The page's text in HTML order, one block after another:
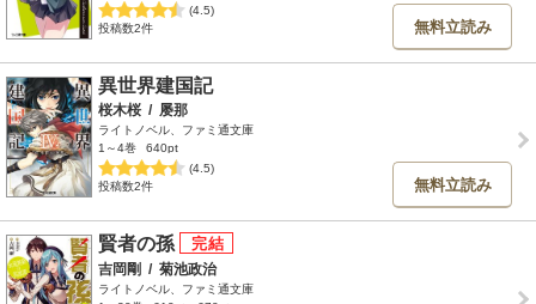
(4.5)
投稿数2件
無料立読み
異世界建国記
桜木桜 / 屡那
ライトノベル、ファミ通文庫
1～4巻
640pt
(4.5)
投稿数2件
無料立読み
賢者の孫
吉岡剛 / 菊池政治
ライトノベル、ファミ通文庫